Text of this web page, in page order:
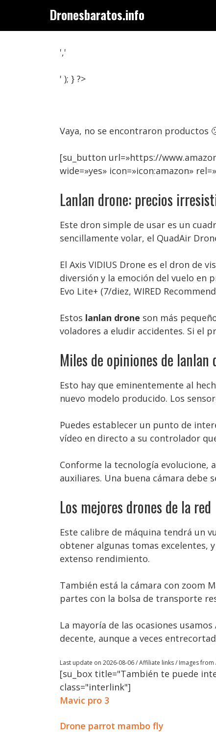
contenido
Dronesbaratos.info
','
' ); } ?>
Vaya, no se encontraron productos
[su_button url=»https://
wide=»yes» icon=»icon:amazon»
Lanlan drone: precios
Este dron simple de usar es un
sencillamente volar, el QuadAir
El Axis VIDIUS Drone es el dron de
diversión y la emoción del vuelo en
Evo Lite+ (7/diez, WIRED
Estos lanlan drone son más
voladores a eludir accidentes. Si el
Miles de opiniones de lanlan
Esto hay que eminentemente al
nuevo modelo producido. Los
Puedes establecer un punto de
vídeo en directo a su controlador
Conforme la tecnología evolucione,
auxiliares. Una buena cámara debe
Los mejores drones de la red
Este calibre de máquina tendrá un
obtener algunas tomas excelentes,
extenso rendimiento.
También está la cámara con zoom
partes con la bolsa de transporte
La mayoría de las ocasiones
decente, aunque a veces
Last update on 2026-08-06 / Affiliate links / Images
[su_box title="También te puede
class="interlink"]
Mavic pro 3
Drone parrot mambo fly